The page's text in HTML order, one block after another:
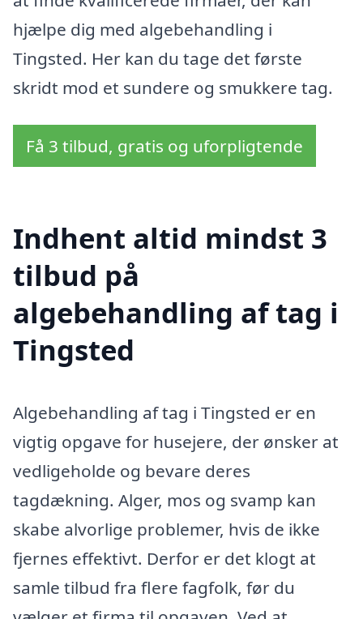
hjælpe dig med algebehandling i
Tingsted. Her kan du tage det første
skridt mod et sundere og smukkere tag.
Få 3 tilbud, gratis og uforpligtende
Indhent altid mindst 3
tilbud på
algebehandling af tag i
Tingsted
Algebehandling af tag i Tingsted er en
vigtig opgave for husejere, der ønsker at
vedligeholde og bevare deres
tagdækning. Alger, mos og svamp kan
skabe alvorlige problemer, hvis de ikke
fjernes effektivt. Derfor er det klogt at
samle tilbud fra flere fagfolk, før du